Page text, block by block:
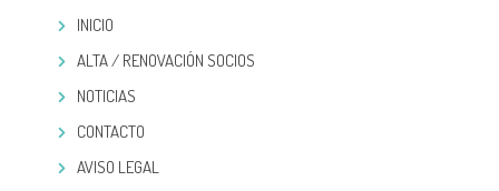
INICIO
ALTA / RENOVACIÓN SOCIOS
NOTICIAS
CONTACTO
AVISO LEGAL